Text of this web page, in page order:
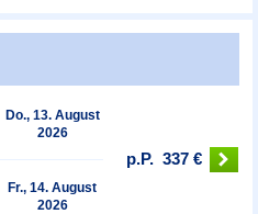
Do., 13. August
2026
Fr., 14. August
2026
p.P. 337 €